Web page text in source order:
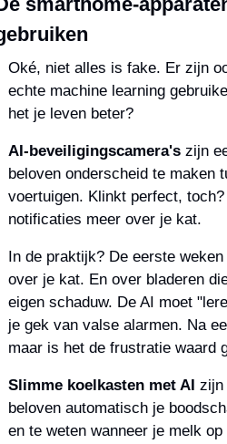
Oké, niet alles is fake. Er zijn
echte machine learning
het je leven beter?
AI-beveiligingscamera's zijn
beloven onderscheid te maken
voertuigen. Klinkt perfect,
notificaties meer over je kat.
In de praktijk? De eerste
over je kat. En over bladeren
eigen schaduw. De AI moet
je gek van valse alarmen. Na
maar is het de frustratie waard
Slimme koelkasten met AI zijn
beloven automatisch je
en te weten wanneer je melk